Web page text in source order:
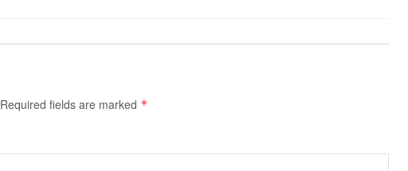
Required fields are marked *